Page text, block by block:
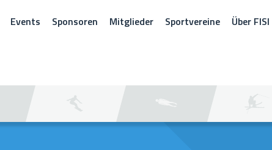
Events Sponsoren Mitglieder Sportvereine Über FISI